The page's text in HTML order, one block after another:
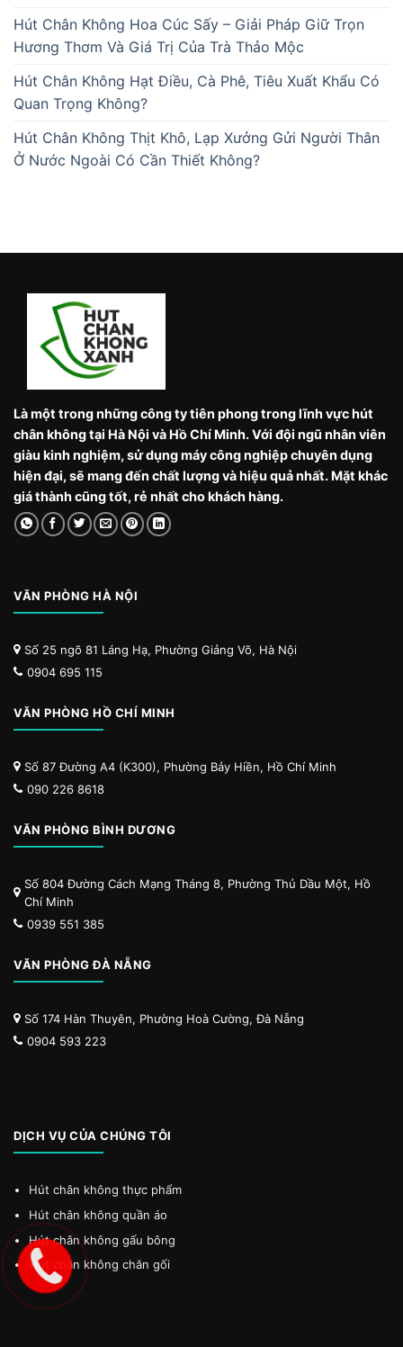
Hút Chân Không Hoa Cúc Sấy – Giải Pháp Giữ Trọn
Hương Thơm Và Giá Trị Của Trà Thảo Mộc
Hút Chân Không Hạt Điều, Cà Phê, Tiêu Xuất Khẩu Có
Quan Trọng Không?
Hút Chân Không Thịt Khô, Lạp Xưởng Gửi Người Thân
Ở Nước Ngoài Có Cần Thiết Không?
Là một trong những công ty tiên phong trong lĩnh vực hút
chân không tại Hà Nội và Hồ Chí Minh. Với đội ngũ nhân viên
giàu kinh nghiệm, sử dụng máy công nghiệp chuyên dụng
hiện đại, sẽ mang đến chất lượng và hiệu quả nhất. Mặt khác
giá thành cũng tốt, rẻ nhất cho khách hàng.
VĂN PHÒNG HÀ NỘI
Số 25 ngõ 81 Láng Hạ, Phường Giảng Võ, Hà Nội
0904 695 115
VĂN PHÒNG HỒ CHÍ MINH
Số 87 Đường A4 (K300), Phường Bảy Hiền, Hồ Chí Minh
090 226 8618
VĂN PHÒNG BÌNH DƯƠNG
Số 804 Đường Cách Mạng Tháng 8, Phường Thủ Dầu Một, Hồ
Chí Minh
0939 551 385
VĂN PHÒNG ĐÀ NẴNG
Số 174 Hàn Thuyên, Phường Hoà Cường, Đà Nẵng
0904 593 223
DỊCH VỤ CỦA CHÚNG TÔI
Hút chân không thực phẩm
Hút chân không quần áo
Hút chân không gấu bông
Hút chân không chăn gối